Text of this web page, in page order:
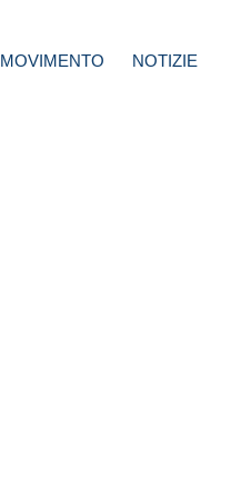
MOVIMENTO NOTIZIE